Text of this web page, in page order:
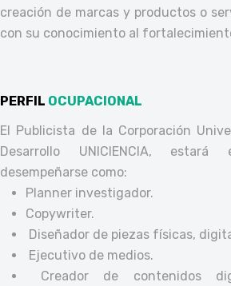
creación de marcas y productos o
con su conocimiento al
PERFIL OCUPACIONAL
El Publicista de la Corporación
Desarrollo UNICIENCIA,
desempeñarse como:
Planner investigador.
Copywriter.
Diseñador de piezas físicas,
Ejecutivo de medios.
Creador de contenidos